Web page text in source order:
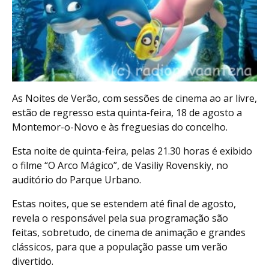
As Noites de Verão, com sessões de cinema ao ar livre,
estão de regresso esta quinta-feira, 18 de agosto a
Montemor-o-Novo e às freguesias do concelho.
Esta noite de quinta-feira, pelas 21.30 horas é exibido
o filme “O Arco Mágico”, de Vasiliy Rovenskiy, no
auditório do Parque Urbano.
Estas noites, que se estendem até final de agosto,
revela o responsável pela sua programação são
feitas, sobretudo, de cinema de animação e grandes
clássicos, para que a população passe um verão
divertido.